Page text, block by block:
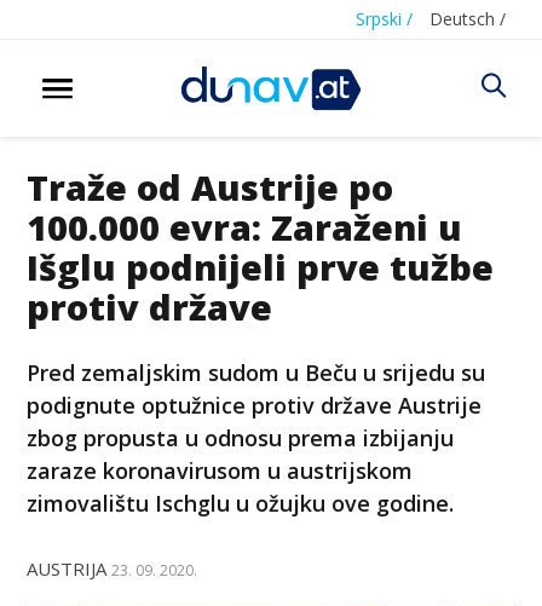
Srpski / Deutsch /
Traže od Austrije po
100.000 evra: Zaraženi u
Išglu podnijeli prve tužbe
protiv države
Pred zemaljskim sudom u Beču u srijedu su
podignute optužnice protiv države Austrije
zbog propusta u odnosu prema izbijanju
zaraze koronavirusom u austrijskom
zimovalištu Ischglu u ožujku ove godine.
AUSTRIJA 23. 09. 2020.